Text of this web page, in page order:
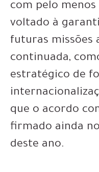
com pelo
voltado à
futuras missões
continuada,
estratégico de
que o acordo
firmado ainda
deste ano.